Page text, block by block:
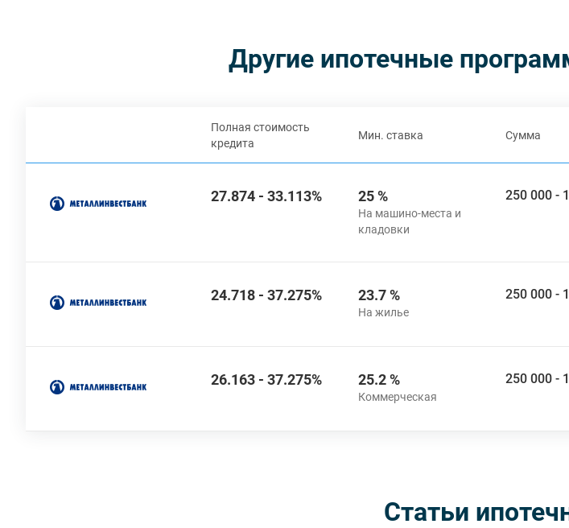
Другие ипотечные
Полная стоимость
кредита
Мин. ставка Сумма
27.874 - 33.113% 25 % 250 000 -
24.718 - 37.275% 23.7 % 250 000 -
26.163 - 37.275% 25.2 % 250 000 -
Статьи